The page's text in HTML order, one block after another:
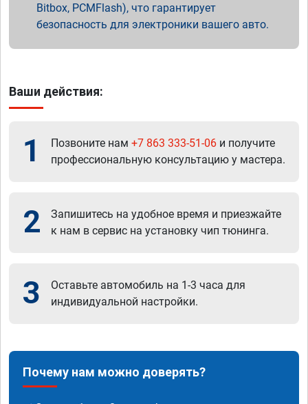
Bitbox, PCMFlash), что гарантирует
безопасность для электроники вашего авто.
Ваши действия:
1 Позвоните нам +7 863 333-51-06 и получите
профессиональную консультацию у мастера.
2
Запишитесь на удобное время и приезжайте
к нам в сервис на установку чип тюнинга.
3
Оставьте автомобиль на 1-3 часа для
индивидуальной настройки.
Почему нам можно доверять?